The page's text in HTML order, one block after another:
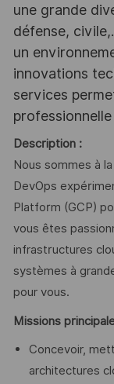
une grande
défense,
un
innovations
services
Description :
Nous sommes à
DevOps
Platform (GCP)
vous êtes
infrastructures
systèmes à
pour vous.
Missions
Concevoir,
architectures